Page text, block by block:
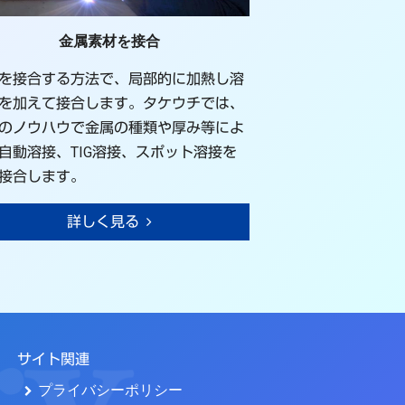
金属素材を接合
接合する方法で、局部的に加熱し溶
加えて接合します。タケウチでは、
ノウハウで金属の種類や厚み等によ
動溶接、TIG溶接、スポット溶接を
合します。
詳しく見る
サイト関連
プライバシーポリシー